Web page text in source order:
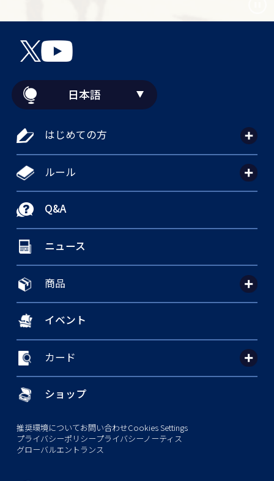
日本語
はじめての方
ルール
Q&A
ニュース
商品
イベント
カード
ショップ
推奨環境についてお問い合わせCookies Settings
プライバシーポリシープライバシーノーティス
グローバルエントランス